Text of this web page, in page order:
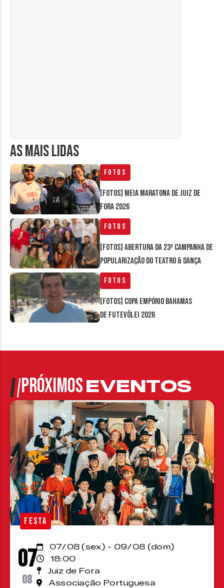
AS MAIS LIDAS
Fotos
[FOTOS] Meia Maratona de Juiz de
Fora 2026
Fotos
[FOTOS] Abertura da 23ª Campanha de
Popularização do Teatro & Dança
Fotos
[FOTOS] Copa Empório Bahamas
de Futevôlei 2026
PRÓXIMOSEVENTOS
FESTA
07
08
07/08 (sex) - 09/08 (dom)
18:00
Juiz de Fora
Associação Portuguesa